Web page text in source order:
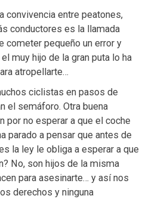
convivencia entre peatones,
conductores es la llamada
cometer pequeño un error y
muy hijo de la gran puta lo ha
atropellarte…
ciclistas en pasos de
el semáforo. Otra buena
por no esperar a que el coche
parado a pensar que antes de
la ley le obliga a esperar a que
No, son hijos de la misma
para asesinarte… y así nos
derechos y ninguna